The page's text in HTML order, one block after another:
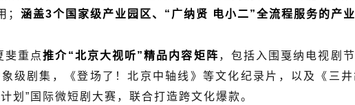
； 涵盖3个国家级产业园区、“广纳贤 电小二”全流程服务的产
重点推介“北京大视听”精品内容矩阵 ，包括入围戛纳电视剧
级剧集，《登场了！北京中轴线》等文化纪录片，以及《三
划”国际微短剧大赛，联合打造跨文化爆款。